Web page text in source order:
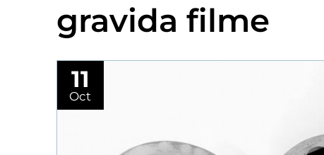
gravida filme
11
Oct